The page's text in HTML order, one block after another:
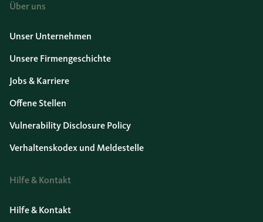
Über uns
Unser Unternehmen
Unsere Firmengeschichte
Jobs & Karriere
Offene Stellen
Vulnerability Disclosure Policy
Verhaltenskodex und Meldestelle
Hilfe & Kontakt
Hilfe & Kontakt